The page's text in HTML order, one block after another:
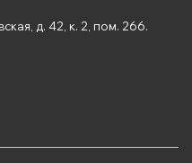
д. 42, к. 2, пом. 266.